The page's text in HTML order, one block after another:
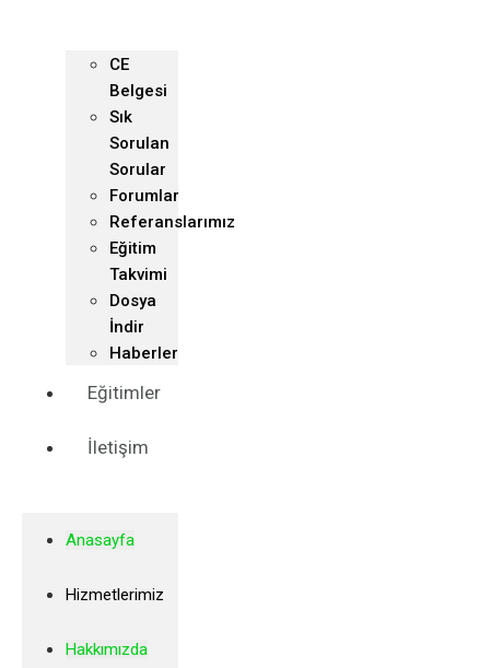
CE
Belgesi
Sık
Sorulan
Sorular
Forumlar
Referanslarımız
Eğitim
Takvimi
Dosya
İndir
Haberler
Eğitimler
İletişim
Anasayfa
Hizmetlerimiz
Hakkımızda